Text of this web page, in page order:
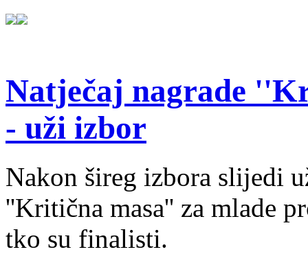
Natječaj nagrade
- uži izbor
Nakon šireg izbora slijedi
''Kritična masa'' za mlade
tko su finalisti.